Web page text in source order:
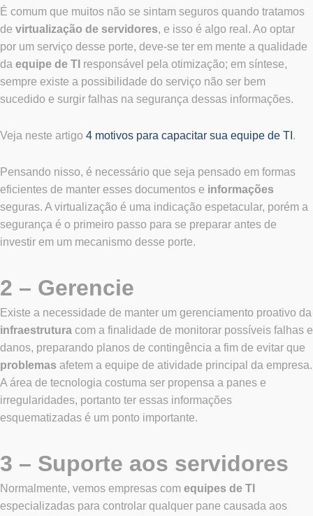
É comum que muitos não se sintam seguros quando tratamos
de virtualização de servidores, e isso é algo real. Ao optar
por um serviço desse porte, deve-se ter em mente a qualidade
da equipe de TI responsável pela otimização; em síntese,
sempre existe a possibilidade do serviço não ser bem
sucedido e surgir falhas na segurança dessas informações.
Veja neste artigo 4 motivos para capacitar sua equipe de TI .
Pensando nisso, é necessário que seja pensado em formas
eficientes de manter esses documentos e informações
seguras. A virtualização é uma indicação espetacular, porém a
segurança é o primeiro passo para se preparar antes de
investir em um mecanismo desse porte.
2 – Gerencie
Existe a necessidade de manter um gerenciamento proativo da
infraestrutura com a finalidade de monitorar possíveis falhas e
danos, preparando planos de contingência a fim de evitar que
problemas afetem a equipe de atividade principal da empresa.
A área de tecnologia costuma ser propensa a panes e
irregularidades, portanto ter essas informações
esquematizadas é um ponto importante.
3 – Suporte aos servidores
Normalmente, vemos empresas com equipes de TI
especializadas para controlar qualquer pane causada aos